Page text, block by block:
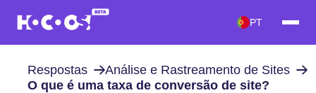
PT
Respostas
Análise e Rastreamento de Sites
O que é uma taxa de conversão de site?